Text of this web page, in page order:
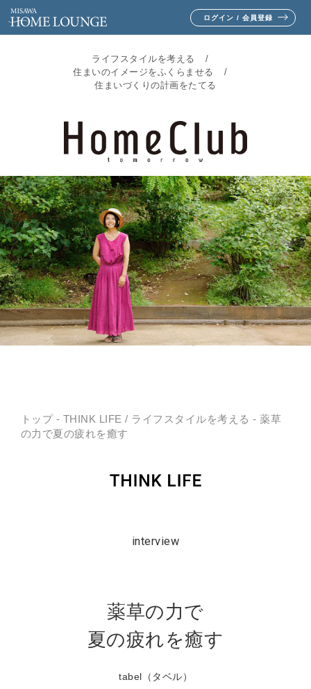
ログイン / 会員登録
ライフスタイルを考える
住まいのイメージをふくらませる
住まいづくりの計画をたてる
トップ- THINK LIFE / ライフスタイルを考える - 薬草
の力で夏の疲れを癒す
interview
薬草の力で
夏の疲れを癒す
tabel（タベル）